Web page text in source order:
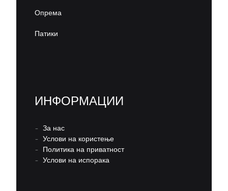
Опрема
Патики
ИНФОРМАЦИИ
– За нас
– Услови на користење
– Политика на приватност
– Услови на испорака